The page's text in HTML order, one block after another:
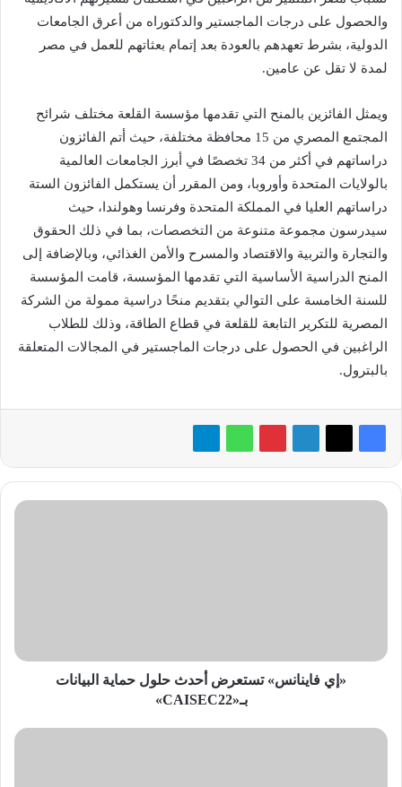
والحصول على درجات الماجستير والدكتوراه من أعرق الجامعات
الدولية، بشرط تعهدهم بالعودة بعد إتمام بعثاتهم للعمل في مصر
لمدة لا تقل عن عامين.
ويمثل الفائزين بالمنح التي تقدمها مؤسسة القلعة مختلف شرائح
المجتمع المصري من 15 محافظة مختلفة، حيث أتم الفائزون
دراساتهم في أكثر من 34 تخصصًا في أبرز الجامعات العالمية
بالولايات المتحدة وأوروبا، ومن المقرر أن يستكمل الفائزون الستة
دراساتهم العليا في المملكة المتحدة وفرنسا وهولندا، حيث
سيدرسون مجموعة متنوعة من التخصصات، بما في ذلك الحقوق
والتجارة والتربية والاقتصاد والمسرح والأمن الغذائي، وبالإضافة إلى
المنح الدراسية الأساسية التي تقدمها المؤسسة، قامت المؤسسة
للسنة الخامسة على التوالي بتقديم منحًا دراسية ممولة من الشركة
المصرية للتكرير التابعة للقلعة في قطاع الطاقة، وذلك للطلاب
الراغبين في الحصول على درجات الماجستير في المجالات المتعلقة
بالبترول.
«إي
«إي فاينانس» تستعرض أحدث حلول حماية البيانات
بـ«CAISEC22»
«كريم